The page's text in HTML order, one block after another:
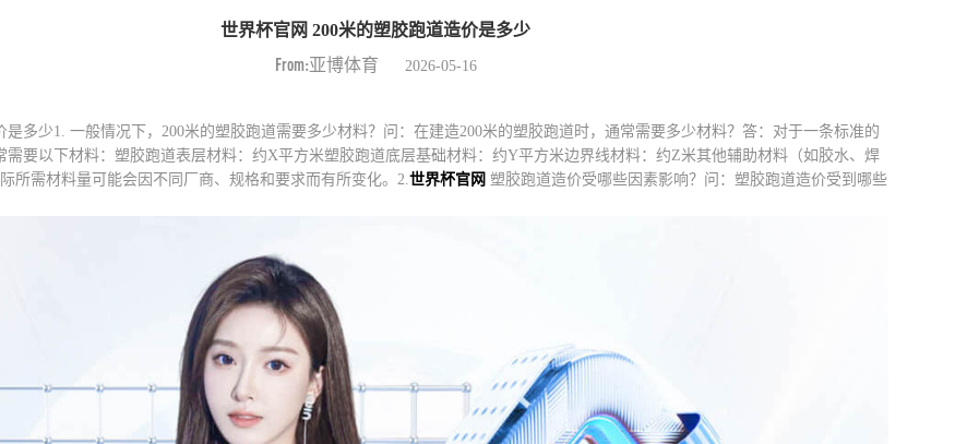
世界杯官网 200米的塑胶跑道造价是多少
From:亚博体育 2026-05-16
是多少1. 一般情况下，200米的塑胶跑道需要多少材料？问：在建造200米的塑胶跑道时，通常需要多少材料？答：对于一条标准的
需要以下材料：塑胶跑道表层材料：约X平方米塑胶跑道底层基础材料：约Y平方米边界线材料：约Z米其他辅助材料（如胶水、焊
所需材料量可能会因不同厂商、规格和要求而有所变化。2.世界杯官网 塑胶跑道造价受哪些因素影响？问：塑胶跑道造价受到哪些